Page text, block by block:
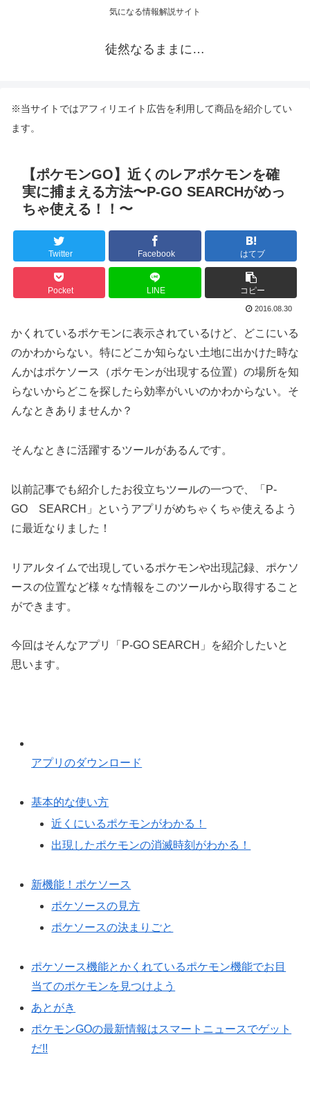
気になる情報解説サイト
徒然なるままに…
※当サイトではアフィリエイト広告を利用して商品を紹介してい
ます。
【ポケモンGO】近くのレアポケモンを確
実に捕まえる方法〜P-GO SEARCHがめっ
ちゃ使える！！〜
Twitter Facebook はてブ
Pocket LINE コピー
2016.08.30
かくれているポケモンに表示されているけど、どこにいる
のかわからない。特にどこか知らない土地に出かけた時な
んかはポケソース（ポケモンが出現する位置）の場所を知
らないからどこを探したら効率がいいのかわからない。そ
んなときありませんか？
そんなときに活躍するツールがあるんです。
以前記事でも紹介したお役立ちツールの一つで、「P-
GO SEARCH」というアプリがめちゃくちゃ使えるよう
に最近なりました！
リアルタイムで出現しているポケモンや出現記録、ポケソ
ースの位置など様々な情報をこのツールから取得すること
ができます。
今回はそんなアプリ「P-GO SEARCH」を紹介したいと
思います。
アプリのダウンロード
基本的な使い方
近くにいるポケモンがわかる！
出現したポケモンの消滅時刻がわかる！
新機能！ポケソース
ポケソースの見方
ポケソースの決まりごと
ポケソース機能とかくれているポケモン機能でお目
当てのポケモンを見つけよう
あとがき
ポケモンGOの最新情報はスマートニュースでゲット
だ!!